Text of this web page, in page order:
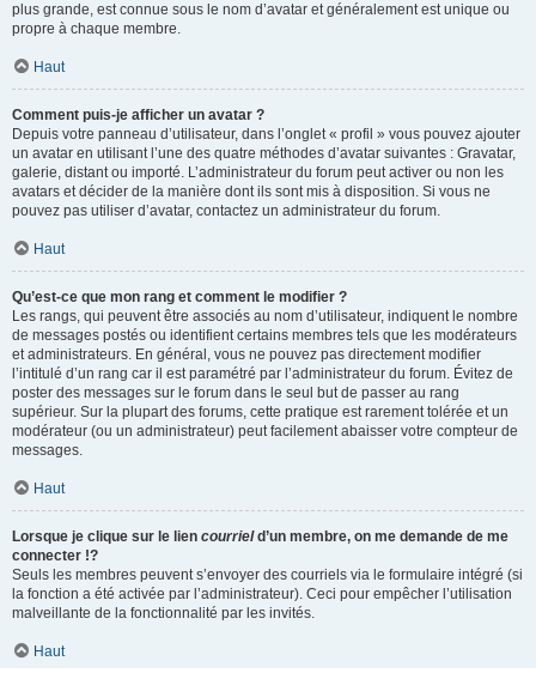
plus grande, est connue sous le nom d’avatar et généralement est unique ou
propre à chaque membre.
Haut
Comment puis-je afficher un avatar ?
Depuis votre panneau d’utilisateur, dans l’onglet « profil » vous pouvez ajouter
un avatar en utilisant l’une des quatre méthodes d’avatar suivantes : Gravatar,
galerie, distant ou importé. L’administrateur du forum peut activer ou non les
avatars et décider de la manière dont ils sont mis à disposition. Si vous ne
pouvez pas utiliser d’avatar, contactez un administrateur du forum.
Haut
Qu’est-ce que mon rang et comment le modifier ?
Les rangs, qui peuvent être associés au nom d’utilisateur, indiquent le nombre
de messages postés ou identifient certains membres tels que les modérateurs
et administrateurs. En général, vous ne pouvez pas directement modifier
l’intitulé d’un rang car il est paramétré par l’administrateur du forum. Évitez de
poster des messages sur le forum dans le seul but de passer au rang
supérieur. Sur la plupart des forums, cette pratique est rarement tolérée et un
modérateur (ou un administrateur) peut facilement abaisser votre compteur de
messages.
Haut
Lorsque je clique sur le lien courrield’un membre, on me demande de me
connecter !?
Seuls les membres peuvent s’envoyer des courriels via le formulaire intégré (si
la fonction a été activée par l’administrateur). Ceci pour empêcher l’utilisation
malveillante de la fonctionnalité par les invités.
Haut